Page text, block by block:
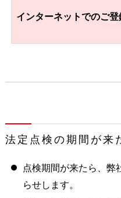
インターネットでのご登
法定点検の期間が来
点検期間が来たら、弊
らせします。